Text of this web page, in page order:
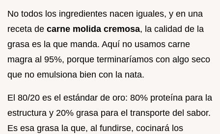
No todos los ingredientes nacen iguales, y en una
receta de carne molida cremosa, la calidad de la
grasa es la que manda. Aquí no usamos carne
magra al 95%, porque terminaríamos con algo seco
que no emulsiona bien con la nata.
El 80/20 es el estándar de oro: 80% proteína para la
estructura y 20% grasa para el transporte del sabor.
Es esa grasa la que, al fundirse, cocinará los